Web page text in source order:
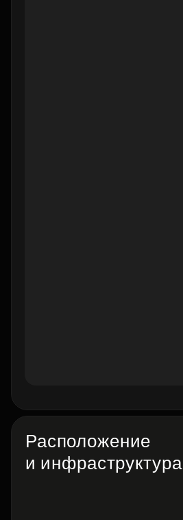
Расположение
и инфраструктура